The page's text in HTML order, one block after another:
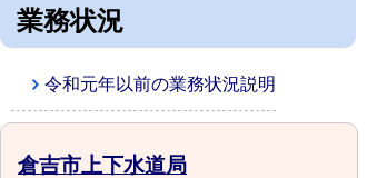
業務状況
令和元年以前の業務状況説明
倉吉市上下水道局